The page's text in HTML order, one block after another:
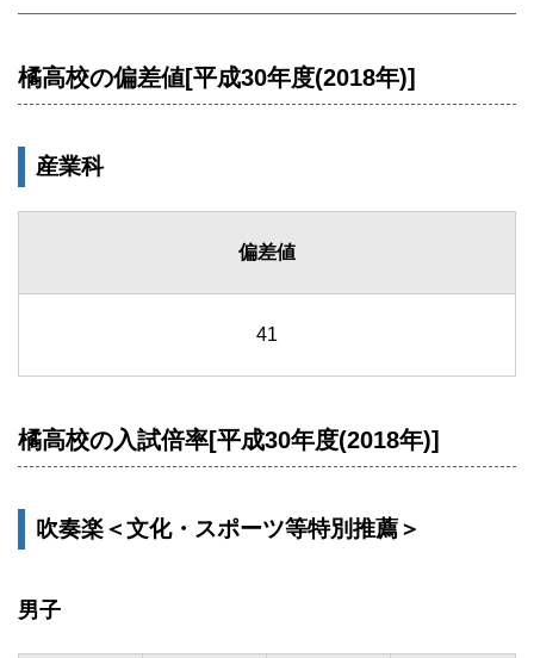
橘高校の偏差値[平成30年度(2018年)]
産業科
偏差値
41
橘高校の入試倍率[平成30年度(2018年)]
吹奏楽＜文化・スポーツ等特別推薦＞
男子